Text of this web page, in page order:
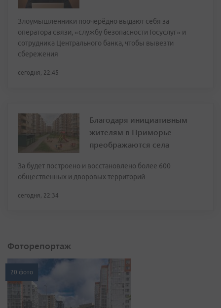
Злоумышленники поочерёдно выдают себя за
оператора связи, «службу безопасности Госуслуг» и
сотрудника Центрального банка, чтобы вывезти
сбережения
сегодня, 22:45
Благодаря инициативным
жителям в Приморье
преображаются села
За будет построено и восстановлено более 600
общественных и дворовых территорий
сегодня, 22:34
Фоторепортаж
20 фото